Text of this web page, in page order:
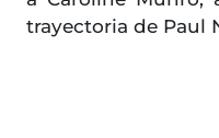
trayectoria de Paul